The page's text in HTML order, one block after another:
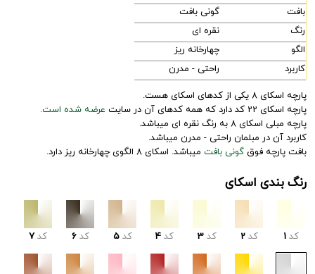
بافت
گونی بافت
رنگ
نقره ای
الگو
چهارخانه ریز
کاربرد
راحتی - مدرن
پارچه اسکای 8 یکی از کدهای اسکای هست.
پارچه اسکای 22 کد دارد که همه کدهای آن در سایت
عرضه شده است.
پارچه مبلی اسکای 8 به رنگ نقره ای میباشد.
کاربرد آن در مبلمان راحتی - مدرن میباشد.
بافت پارچه فوق گونی بافت میباشد. اسکای 8 الگوی چهارخانه ریز دارد.
رنگ بندی اسکای
کد 1 کد 2 کد 3 کد 4 کد 5 کد 6 کد 7